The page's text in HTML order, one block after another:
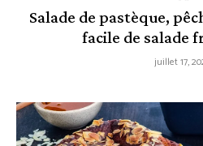
Salade de pastèque,
facile de salade
juillet 17,